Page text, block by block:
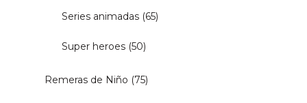
Series animadas (65)
Super heroes (50)
Remeras de Niño (75)